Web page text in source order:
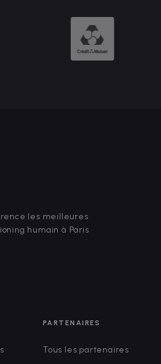
les meilleures
humain à Paris
PARTENAIRES
Tous les partenaires